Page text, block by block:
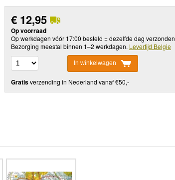
€ 12,95
Op voorraad
Op werkdagen vóór 17:00 besteld = dezelfde dag verzonden
Bezorging meestal binnen 1–2 werkdagen. Levertijd Belgie
In winkelwagen
Gratisverzending in Nederland vanaf €50,-